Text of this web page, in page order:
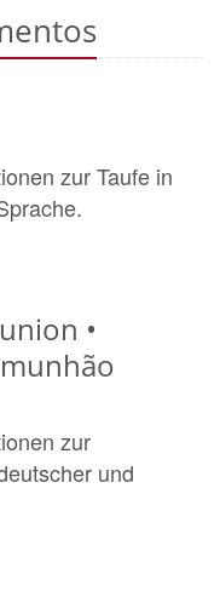
zur Taufe in
•
zur
und